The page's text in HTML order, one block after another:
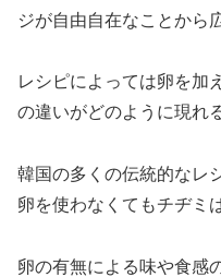
ジが自由自在なことから
レシピによっては卵を加
の違いがどのように現れ
韓国の多くの伝統的なレ
卵を使わなくてもチヂミ
卵の有無による味や食感